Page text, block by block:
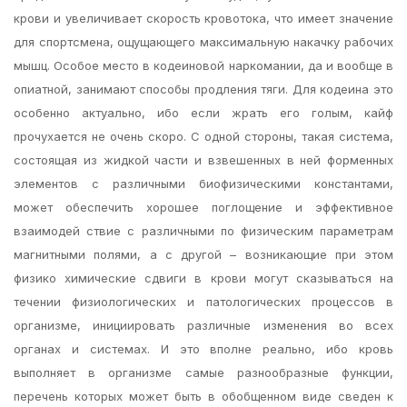
крови и увеличивает скорость кровотока, что имеет значение
для спортсмена, ощущающего максимальную накачку рабочих
мышц. Особое место в кодеиновой наркомании, да и вообще в
опиатной, занимают способы продления тяги. Для кодеина это
особенно актуально, ибо если жрать его голым, кайф
прочухается не очень скоро. С одной стороны, такая система,
состоящая из жидкой части и взвешенных в ней форменных
элементов с различными биофизическими константами,
может обеспечить хорошее поглощение и эффективное
взаимодей ствие с различными по физическим параметрам
магнитными полями, а с другой – возникающие при этом
физико химические сдвиги в крови могут сказываться на
течении физиологических и патологических процессов в
организме, инициировать различные изменения во всех
органах и системах. И это вполне реально, ибо кровь
выполняет в организме самые разнообразные функции,
перечень которых может быть в обобщенном виде сведен к